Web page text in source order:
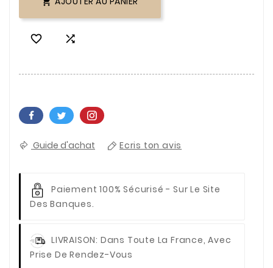
 
Guide d'achat Ecris ton avis
Paiement 100% Sécurisé - Sur Le Site
Des Banques.
LIVRAISON: Dans Toute La France, Avec
Prise De Rendez-Vous